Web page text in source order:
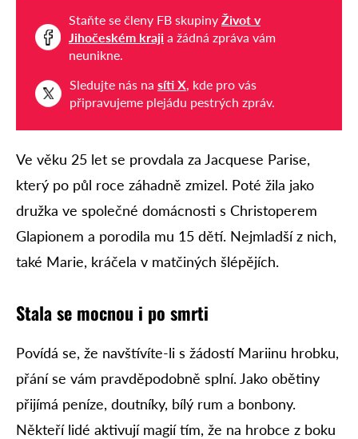
Staňte se členy FB skupiny Život v
Jihočeském kraji a žádná zpráva vám
neunikne.
Sledujte nás na síti X, kde pro vás
připravujeme plejádu pestrých zpráv.
Ve věku 25 let se provdala za Jacquese Parise,
který po půl roce záhadně zmizel. Poté žila jako
družka ve společné domácnosti s Christoperem
Glapionem a porodila mu 15 dětí. Nejmladší z nich,
také Marie, kráčela v matčiných šlépějích.
Stala se mocnou i po smrti
Povídá se, že navštívíte-li s žádostí Mariinu hrobku,
přání se vám pravděpodobně splní. Jako obětiny
přijímá peníze, doutníky, bílý rum a bonbony.
Někteří lidé aktivují magií tím, že na hrobce z boku